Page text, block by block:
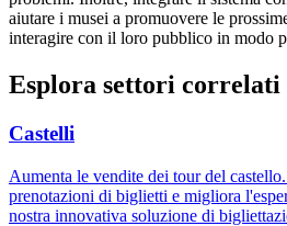
aiutare i musei a promuovere le
interagire con il loro pubblico in modo
Esplora settori correlati
Castelli
Aumenta le vendite dei tour del
prenotazioni di biglietti e migliora
nostra innovativa soluzione di